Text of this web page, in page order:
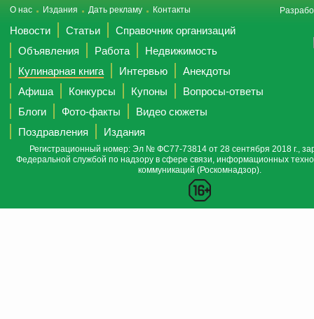
О нас Издания Дать рекламу Контакты
Новости Статьи
Справочник организаций
Объявления
Работа
Недвижимость
Кулинарная книга
Интервью
Анекдоты
Афиша
Конкурсы Купоны
Вопросы-ответы
Блоги
Фото-факты
Видео сюжеты
Поздравления
Издания
Регистрационный номер: Эл № ФС77-73814 от 28 сентября 2018 г.,
Федеральной службой по надзору в сфере связи, информационных
коммуникаций (Роскомнадзор).